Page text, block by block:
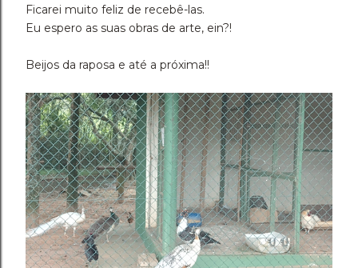
Ficarei muito feliz de recebê-las.
Eu espero as suas obras de arte, ein?!
Beijos da raposa e até a próxima!!